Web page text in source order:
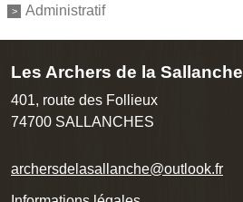
Administratif
Les Archers de la Sallanche
401, route des Follieux
74700 SALLANCHES
archersdelasallanche@outlook.fr